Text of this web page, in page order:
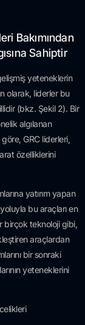
Bakımından
Sahiptir
yeteneklerin
olarak, liderler bu
(bkz. Şekil 2). Bir
algılanan
GRC liderleri,
özelliklerini
yatırım yapan
bu araçları en
birçok teknoloji gibi,
araçlardan
bir sonraki
yeteneklerini